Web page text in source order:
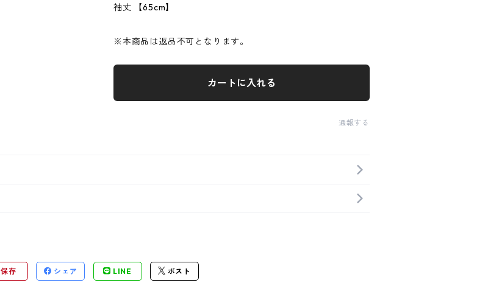
袖丈 【65cm】
※本商品は返品不可となります。
カートに入れる
通報する
保存 シェア LINE ポスト